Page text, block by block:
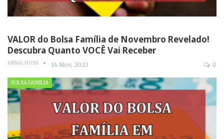
VALOR do Bolsa Família de Novembro Revelado!
Descubra Quanto VOCÊ Vai Receber
JORNAL DO DIA 14 Nov, 2023 0
BOLSA FAMÍLIA